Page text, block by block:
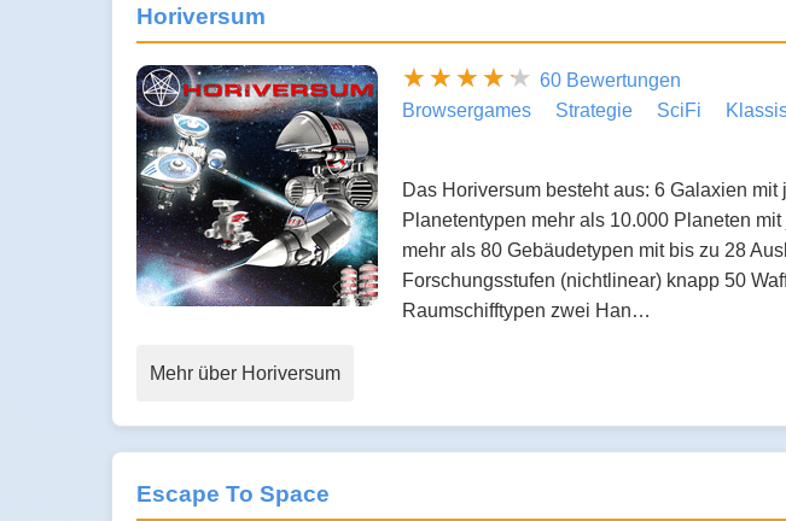
Horiversum
60 Bewertungen
Browsergames
Strategie SciFi
Das Horiversum besteht aus: 6 Galaxien
Planetentypen mehr als 10.000 Planeten
mehr als 80 Gebäudetypen mit bis zu 28
Forschungsstufen (nichtlinear) knapp 50
Raumschifftypen zwei Han…
Mehr über Horiversum
Escape To Space